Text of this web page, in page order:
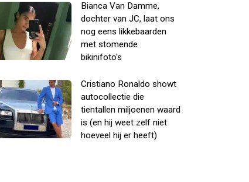
Bianca Van Damme,
dochter van JC, laat ons
nog eens likkebaarden
met stomende
bikinifoto's
Cristiano Ronaldo showt
autocollectie die
tientallen miljoenen waard
is (en hij weet zelf niet
hoeveel hij er heeft)